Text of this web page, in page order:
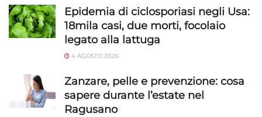
Epidemia di ciclosporiasi negli Usa:
18mila casi, due morti, focolaio
legato alla lattuga
4 AGOSTO 2026
Zanzare, pelle e prevenzione: cosa
sapere durante l’estate nel
Ragusano